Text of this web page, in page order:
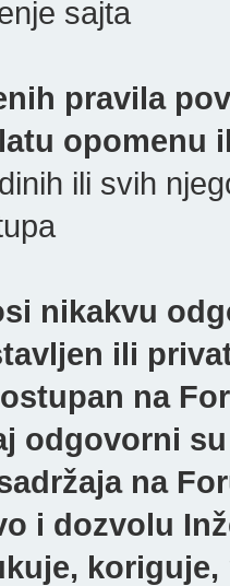
sajta
pravila
opomenu
ili svih
nikakvu
ili
na
odgovorni
na
i dozvolu